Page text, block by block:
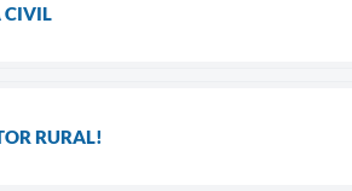
CIVIL
RURAL!